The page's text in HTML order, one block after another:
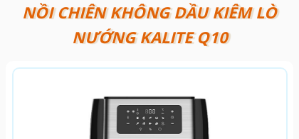
NỒI CHIÊN KHÔNG DẦU KIÊM LÒ
NƯỚNG KALITE Q10